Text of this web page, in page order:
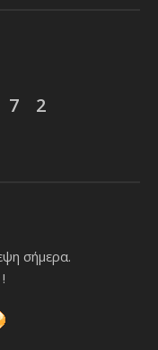
7 2
σήμερα.